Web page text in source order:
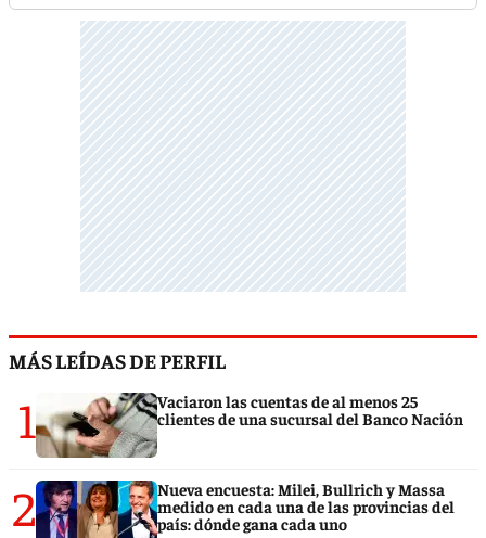
MÁS LEÍDAS DE PERFIL
1
Vaciaron las cuentas de al menos 25
clientes de una sucursal del Banco Nación
2
Nueva encuesta: Milei, Bullrich y Massa
medido en cada una de las provincias del
país: dónde gana cada uno